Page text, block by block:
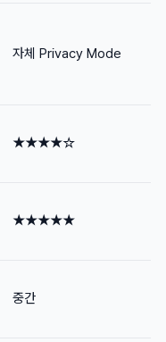
자체 Privacy Mode
★★★★☆
★★★★★
중간